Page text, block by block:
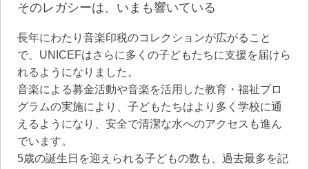
そのレガシーは、いまも響いている
長年にわたり音楽印税のコレクションが広がること
で、UNICEFはさらに多くの子どもたちに支援を届けら
れるようになりました。
音楽による募金活動や音楽を活用した教育・福祉プロ
グラムの実施により、子どもたちはより多く学校に通
えるようになり、安全で清潔な水へのアクセスも進ん
でいます。
5歳の誕生日を迎えられる子どもの数も、過去最多を記